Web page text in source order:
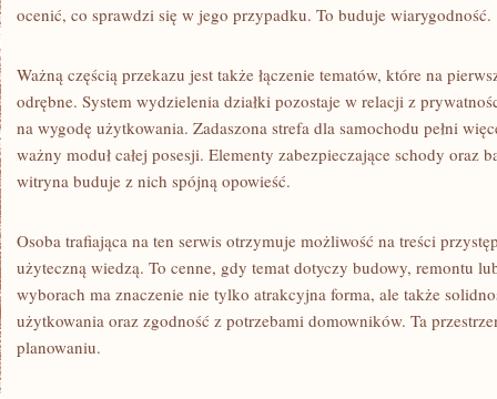
ocenić, co sprawdzi się w jego przypadku. To buduje wiarygodność.
Ważną częścią przekazu jest także łączenie tematów, które na
odrębne. System wydzielenia działki pozostaje w relacji z
na wygodę użytkowania. Zadaszona strefa dla samochodu pełni
ważny moduł całej posesji. Elementy zabezpieczające schody oraz
witryna buduje z nich spójną opowieść.
Osoba trafiająca na ten serwis otrzymuje możliwość na treści
użyteczną wiedzą. To cenne, gdy temat dotyczy budowy, remontu
wyborach ma znaczenie nie tylko atrakcyjna forma, ale także
użytkowania oraz zgodność z potrzebami domowników. Ta
planowaniu.